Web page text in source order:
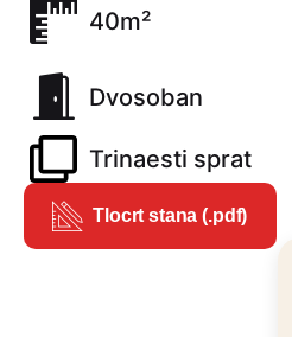
40m²
Dvosoban
Trinaesti sprat
Tlocrt stana (.pdf)